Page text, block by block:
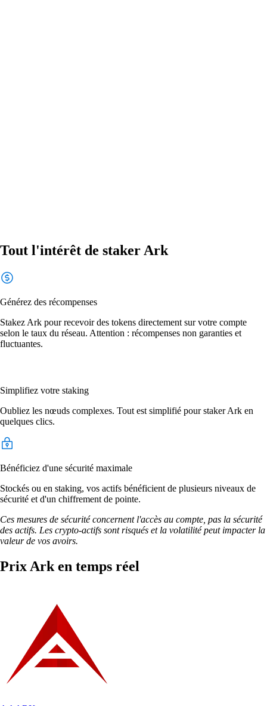
Tout l'intérêt de staker Ark
Générez des récompenses
Stakez Ark pour recevoir des tokens directement sur votre compte
selon le taux du réseau. Attention : récompenses non garanties et
fluctuantes.
Simplifiez votre staking
Oubliez les nœuds complexes. Tout est simplifié pour staker Ark en
quelques clics.
Bénéficiez d'une sécurité maximale
Stockés ou en staking, vos actifs bénéficient de plusieurs niveaux de
sécurité et d'un chiffrement de pointe.
Ces mesures de sécurité concernent l'accès au compte, pas la sécurité
des actifs. Les crypto-actifs sont risqués et la volatilité peut impacter la
valeur de vos avoirs.
Prix Ark en temps réel